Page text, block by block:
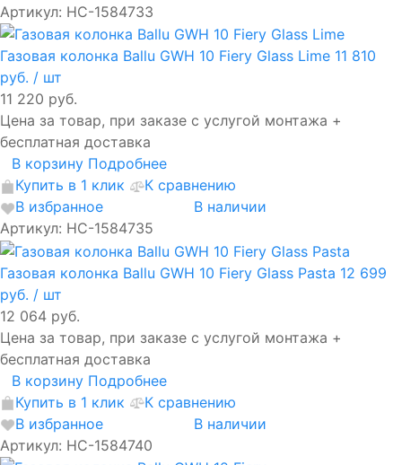
Артикул: НС-1584733
Газовая колонка Ballu GWH 10 Fiery Glass Lime 11 810
руб. / шт
11 220 руб.
Цена за товар, при заказе с услугой монтажа +
бесплатная доставка
В корзину Подробнее
Купить в 1 клик
К сравнению
В избранное
В наличии
Артикул: НС-1584735
Газовая колонка Ballu GWH 10 Fiery Glass Pasta 12 699
руб. / шт
12 064 руб.
Цена за товар, при заказе с услугой монтажа +
бесплатная доставка
В корзину Подробнее
Купить в 1 клик
К сравнению
В избранное
В наличии
Артикул: НС-1584740